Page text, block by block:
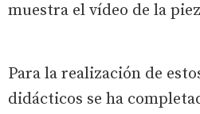
muestra el vídeo de la
Para la realización de
didácticos se ha